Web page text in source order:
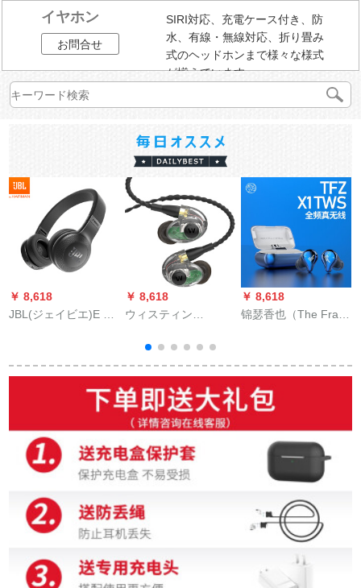
イヤホン
お問合せ
SIRI対応、充電ケース付き、防
水、有線・無線対応、折り畳み
式のヘッドホンまで様々な様式
が揃えています。
￥ 8,618
JBL(ジェイビエ)E 45
ツツ
￥ 8,618
ウィスティン
Hi Fi mon Taードとフ
ォ`ドの三ユニ`トイホ
`ム
￥ 8,618
锦瑟香也（The Frant
防水twsアイヤホーン
动鉄専门版X 1星空灰